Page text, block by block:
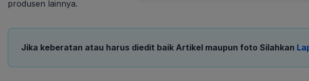
produsen lainnya.
Jika keberatan atau harus diedit baik Artikel maupun foto Silahkan